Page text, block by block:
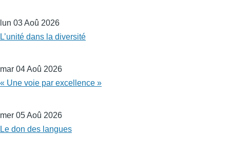
lun 03 Aoû 2026
L’unité dans la diversité
mar 04 Aoû 2026
« Une voie par excellence »
mer 05 Aoû 2026
Le don des langues